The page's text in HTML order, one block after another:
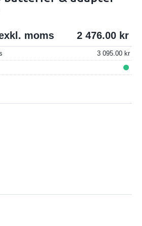
moms 2 476.00
3 095.00